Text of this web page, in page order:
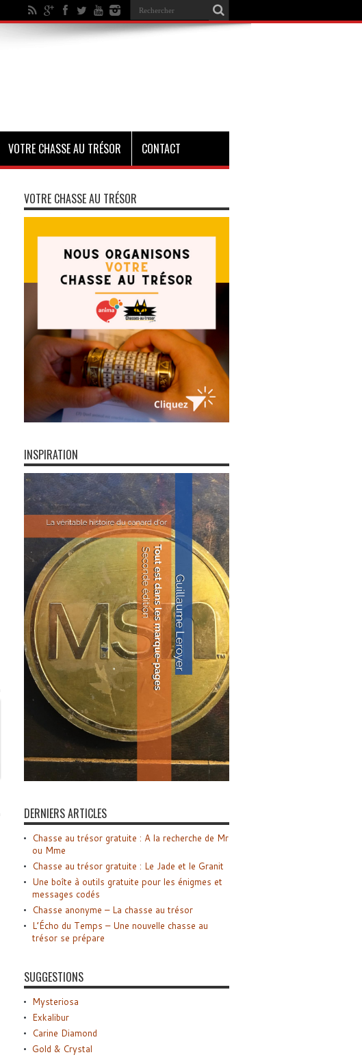
VOTRE CHASSE AU TRÉSOR CONTACT
VOTRE CHASSE AU TRÉSOR
INSPIRATION
DERNIERS ARTICLES
Chasse au trésor gratuite : A la recherche de Mr
ou Mme
Chasse au trésor gratuite : Le Jade et le Granit
Une boîte à outils gratuite pour les énigmes et
messages codés
Chasse anonyme – La chasse au trésor
L’Écho du Temps – Une nouvelle chasse au
trésor se prépare
SUGGESTIONS
Mysteriosa
Exkalibur
Carine Diamond
Gold & Crystal